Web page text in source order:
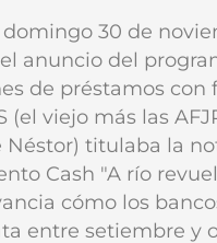
domingo 30 de
anuncio del
de préstamos con
(el viejo más las
Néstor) titulaba la
Cash "A río
cómo los
entre setiembre y